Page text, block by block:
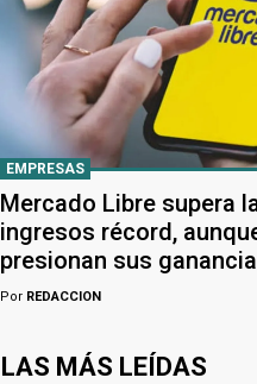
EMPRESAS
Mercado Libre supera
ingresos récord,
presionan sus
Por REDACCION
LAS MÁS LEÍDAS